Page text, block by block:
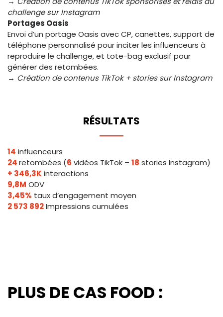
challenge sur Instagram
Portages Oasis
Envoi d’un portage Oasis avec CP, canettes, support de
téléphone personnalisé pour inciter les influenceurs à
reproduire le challenge, et tote-bag exclusif pour
générer des retombées.
→ Création de contenus TikTok + stories sur Instagram
RÉSULTATS
14 influenceurs
24retombées (6 vidéos TikTok – 18 stories Instagram)
+ 346,3K interactions
9,8M ODV
3,45% taux d’engagement moyen
2 573 892Impressions cumulées
PLUS DE CAS FOOD :